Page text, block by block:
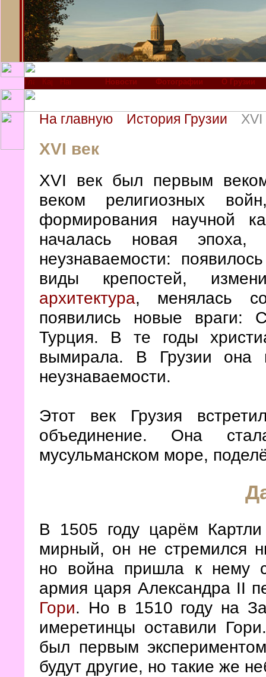
Новости Фотографии О Грузии
На главную История Грузии XVI
XVI век
XVI век был первым
веком религиозных
формирования научной
началась новая эпоха,
неузнаваемости:
виды крепостей,
архитектура, менялась
появились новые враги:
Турция. В те годы
вымирала. В Грузии она
неузнаваемости.
Этот век Грузия
объединение. Она
мусульманском море,
В 1505 году царём
мирный, он не стремился
но война пришла к нему
армия царя Александра II
Гори. Но в 1510 году на
имеретинцы оставили
был первым
будут другие, но такие же